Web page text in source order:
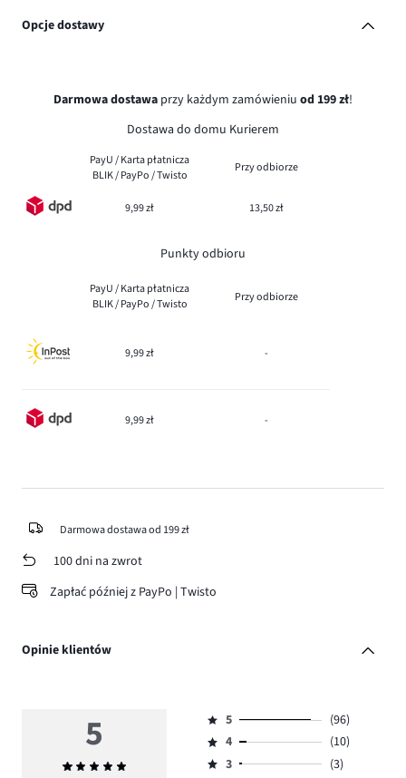
Opcje dostawy
Darmowa dostawa przy każdym zamówieniu od 199 zł!
Dostawa do domu Kurierem
PayU / Karta płatnicza
BLIK / PayPo / Twisto
Przy odbiorze
9,99 zł 13,50 zł
Punkty odbioru
PayU / Karta płatnicza
BLIK / PayPo / Twisto
Przy odbiorze
9,99 zł -
9,99 zł -
Darmowa dostawa od 199 zł
100 dni na zwrot
Zapłać później z PayPo | Twisto
Opinie klientów
5
Średnia
Ocena
5,
ilość
5
(96)
Ocena
4,
4
(10)
Ocena
3
(3)